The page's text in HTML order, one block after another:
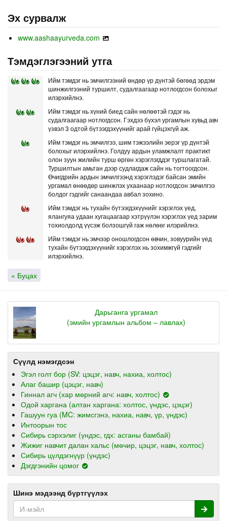
Эх сурвалж
www.aashaayurveda.com
Тэмдэглэгээний утга
Ийм тэмдэг нь эмчилгээний өндөр үр дүнтэй бөгөөд эрдэм
шинжилгээний туршилт, судалгаагаар нотлогдсон болохыг
илэрхийлнэ.
Ийм тэмдэг нь хүний биед сайн нөлөөтэй гэдэг нь
судалгаагаар нотлогдсон. Гэхдээ бүхэл ургамлын хувьд авч
үзвэл 3 одтой бүтээгдэхүүнийг арай гүйцэхгүй аж.
Ийм тэмдэг нь эмчилгээ, шим тэжээлийн эерэг үр дүнтэй
болохыг илэрхийлнэ. Голдуу ардын уламжлалт практикт
олон зуун жилийн турш өргөн хэрэглэгддэг туршлагатай.
Туршилтын амьтан дээр судлагдаж сайн нь тогтоогдсон.
Өчигдрийн ардын эмчилгээнд хэрэглэдэг байсан эмийн
ургамал өнөөдөр шинжлэх ухаанаар нотлогдсон эмчилгээ
болдог гэдгийг санаандаа авбал зохино.
Ийм тэмдэг нь тухайн бүтээгдэхүүнийг хэрэглэх үед,
ялангуяа удаан хугацаагаар хэтрүүлэн хэрэглэх үед зарим
тохиолдолд үүсэж болзошгүй гаж нөлөөг илэрийлнэ.
Ийм тэмдэг нь эмчээр оношлогдсон өвчин, зовуурийн үед
тухайн бүтээгдэхүүнийг хэрэглэх нь зохимжгүй гэдгийг
илэрхийлнэ.
« Буцах
Дарьганга ургамал
(эмийн ургамлын альбом – лавлах)
Сүүлд нэмэгдсэн
Эгэл голт бор (SV: цэцэг, навч, нахиа, холтос)
Алаг башир (цэцэг, навч)
Гиннал агч (хар мөрний агч: навч, холтос)
Одой харгана (алтан харгана: холтос, үндэс, цэцэг)
Гашуун гуа (MC: жимсгэнэ, нахиа, навч, үр, үндэс)
Интоорын тос
Сибирь сэрхэлиг (үндэс, гдх: асганы бамбай)
Жижиг навчит далан хальс (мөчир, цэцэг, навч, холтос)
Сибирь цүлдэгнүүр (үндэс)
Дэгдгэнийн цомог
Шинэ мэдээнд бүртгүүлэх